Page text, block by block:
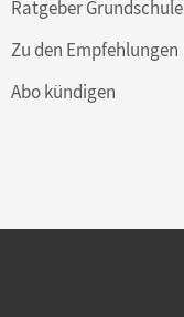
Ratgeber Grundschule
Zu den Empfehlungen
Abo kündigen